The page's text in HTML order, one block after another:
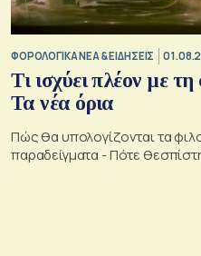
ΦΟΡΟΛΟΓΙΚΑ ΝΕΑ & EΙΔΗΣΕΙΣ
Τι ισχύει πλέον με
Τα νέα όρια
Πώς θα υπολογίζονται τα
παραδείγματα - Πότε